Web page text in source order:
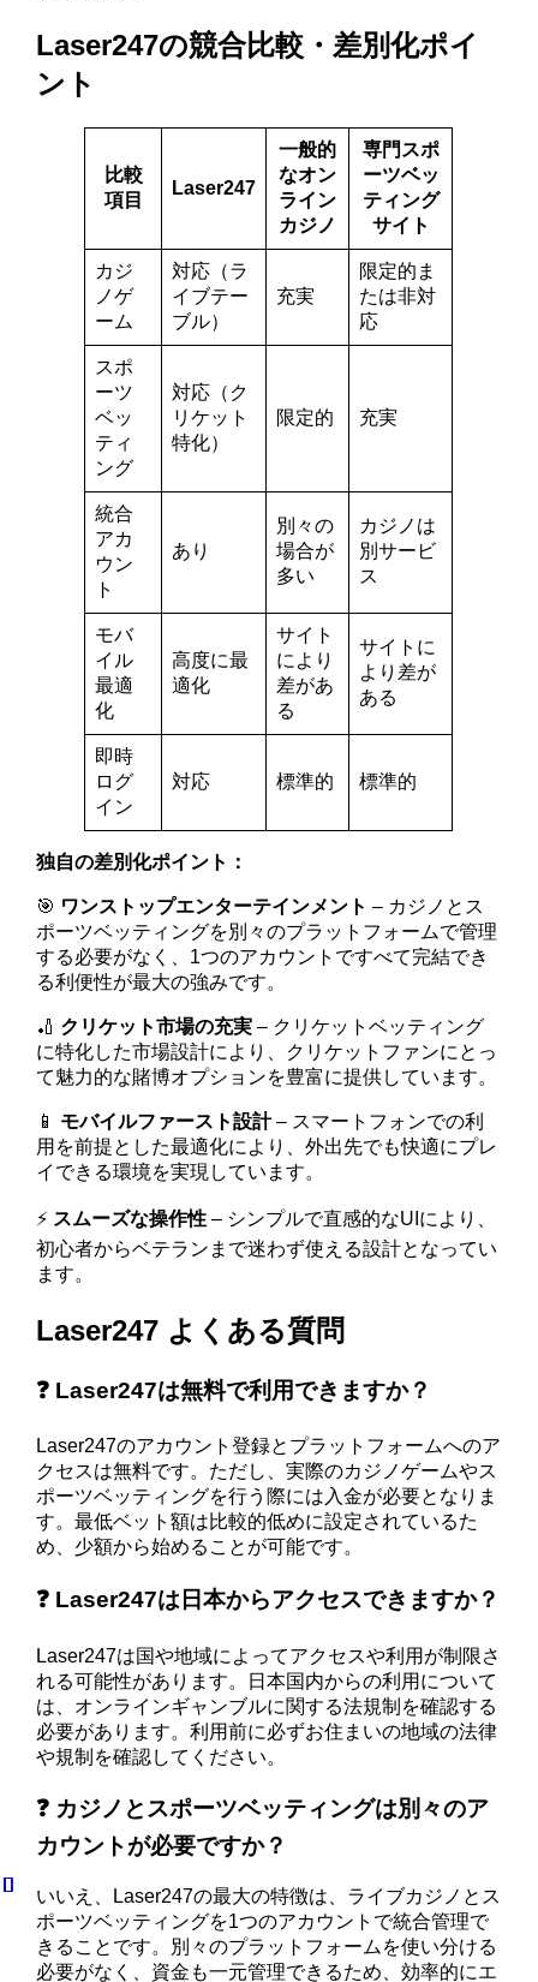
Laser247の競合比較・差別化ポイ
ント
比較
項目
Laser247
一般的
なオン
ライン
カジノ
専門スポ
ーツベッ
ティング
サイト
カジ
ノゲ
ーム
対応（ラ
イブテー
ブル）
充実
限定的ま
たは非対
応
スポ
ーツ
ベッ
ティ
ング
対応（ク
リケット
特化）
限定的 充実
統合
アカ
ウン
ト
あり
別々の
場合が
多い
カジノは
別サービ
ス
モバ
イル
最適
化
高度に最
適化
サイト
により
差があ
る
サイトに
より差が
ある
即時
ログ
イン
対応 標準的 標準的
独自の差別化ポイント：
🎯 ワンストップエンターテインメント – カジノとス
ポーツベッティングを別々のプラットフォームで管理
する必要がなく、1つのアカウントですべて完結でき
る利便性が最大の強みです。
🏏 クリケット市場の充実 – クリケットベッティング
に特化した市場設計により、クリケットファンにとっ
て魅力的な賭博オプションを豊富に提供しています。
📱 モバイルファースト設計– スマートフォンでの利
用を前提とした最適化により、外出先でも快適にプレ
イできる環境を実現しています。
⚡ スムーズな操作性 – シンプルで直感的なUIにより、
初心者からベテランまで迷わず使える設計となってい
ます。
Laser247 よくある質問
❓ Laser247は無料で利用できますか？
Laser247のアカウント登録とプラットフォームへのア
クセスは無料です。ただし、実際のカジノゲームやス
ポーツベッティングを行う際には入金が必要となりま
す。最低ベット額は比較的低めに設定されているた
め、少額から始めることが可能です。
❓ Laser247は日本からアクセスできますか？
Laser247は国や地域によってアクセスや利用が制限さ
れる可能性があります。日本国内からの利用について
は、オンラインギャンブルに関する法規制を確認する
必要があります。利用前に必ずお住まいの地域の法律
や規制を確認してください。
❓ カジノとスポーツベッティングは別々のア
カウントが必要ですか？
いいえ、Laser247の最大の特徴は、ライブカジノとス
ポーツベッティングを1つのアカウントで統合管理で
きることです。別々のプラットフォームを使い分ける
必要がなく、資金も一元管理できるため、効率的にエ